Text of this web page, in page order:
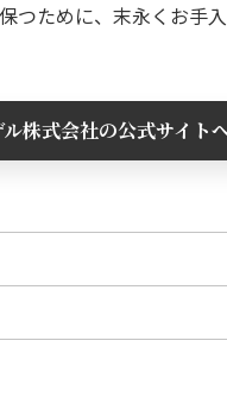
つために、末永くお手
株式会社の公式サイト